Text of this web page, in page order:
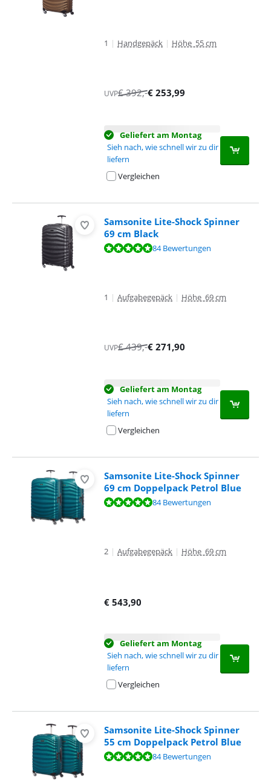
1 | Handgepäck | Höhe 55 cm
UVP€392,-€ 253,99
Geliefert am Montag
Sieh nach, wie schnell wir zu dir
liefern
Vergleichen
Samsonite Lite-Shock Spinner
69 cm Black
Bewertet mit 9,6 von 10, basierend auf 84 Bewertungen.
84 Bewertungen
1 | Aufgabegepäck | Höhe 69 cm
UVP€439,-€ 271,90
Geliefert am Montag
Sieh nach, wie schnell wir zu dir
liefern
Vergleichen
Samsonite Lite-Shock Spinner
69 cm Doppelpack Petrol Blue
Bewertet mit 9,6 von 10, basierend auf 84 Bewertungen.
84 Bewertungen
2 | Aufgabegepäck | Höhe 69 cm
€ 543,90
Geliefert am Montag
Sieh nach, wie schnell wir zu dir
liefern
Vergleichen
Samsonite Lite-Shock Spinner
55 cm Doppelpack Petrol Blue
Bewertet mit 9,6 von 10, basierend auf 84 Bewertungen.
84 Bewertungen